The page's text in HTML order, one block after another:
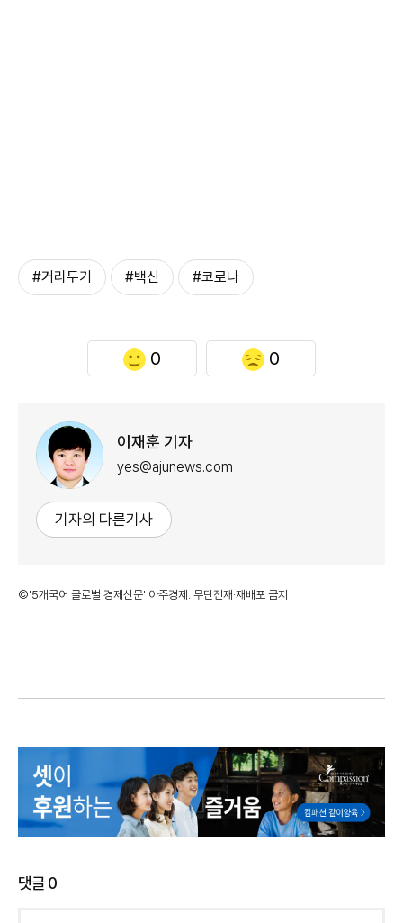
#거리두기 #백신 #코로나
0 0
이재훈 기자
yes@ajunews.com
기자의 다른기사
©'5개국어 글로벌 경제신문' 아주경제. 무단전재·재배포 금지
댓글0